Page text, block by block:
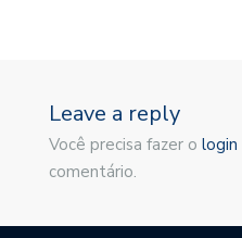
Leave a reply
Você precisa fazer o login
comentário.